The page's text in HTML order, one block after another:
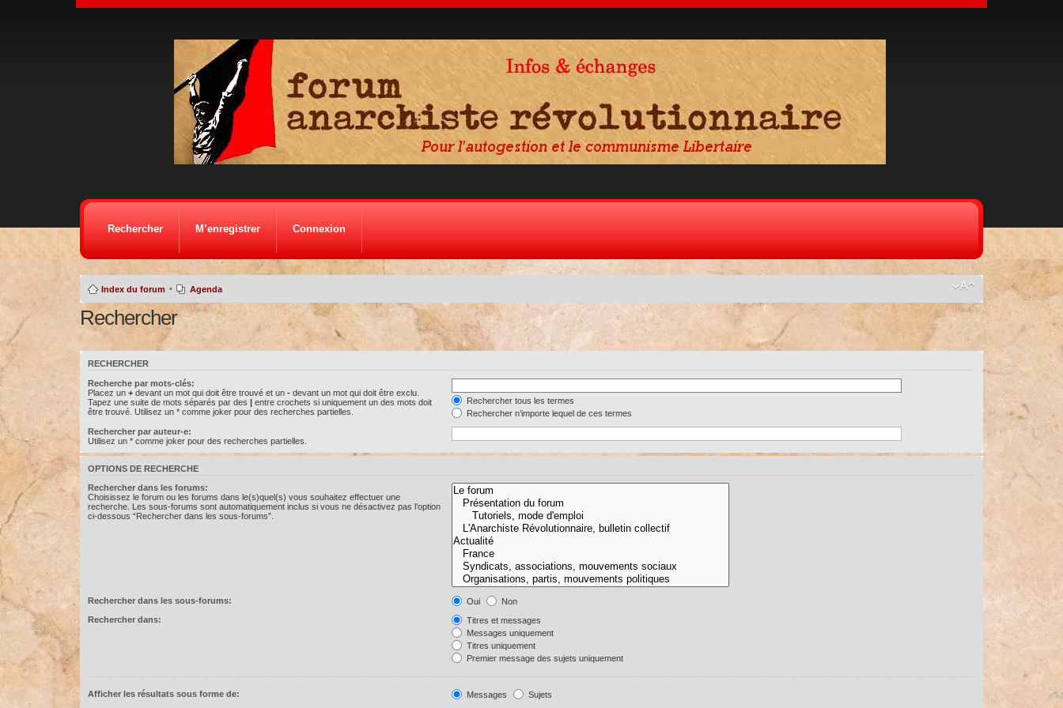
Rechercher M’enregistrer Connexion
Index du forum • Agenda
Rechercher
RECHERCHER
Recherche par mots-clés:
Placez un +devant un mot qui doit être trouvé et un -devant un mot qui doit être exclu.
Tapez une suite de mots séparés par des |entre crochets si uniquement un des mots doit
être trouvé. Utilisez un * comme joker pour des recherches partielles.
Rechercher tous les termes
Rechercher n’importe lequel de ces termes
Rechercher par auteur-e:
Utilisez un * comme joker pour des recherches partielles.
OPTIONS DE RECHERCHE
Rechercher dans les forums:
Choisissez le forum ou les forums dans le(s)quel(s) vous souhaitez effectuer une
recherche. Les sous-forums sont automatiquement inclus si vous ne désactivez pas l’option
ci-dessous “Rechercher dans les sous-forums”.
Rechercher dans les sous-forums: Oui
Non
Rechercher dans:
Titres et messages
Messages uniquement
Titres uniquement
Premier message des sujets uniquement
Afficher les résultats sous forme de: Messages Sujets